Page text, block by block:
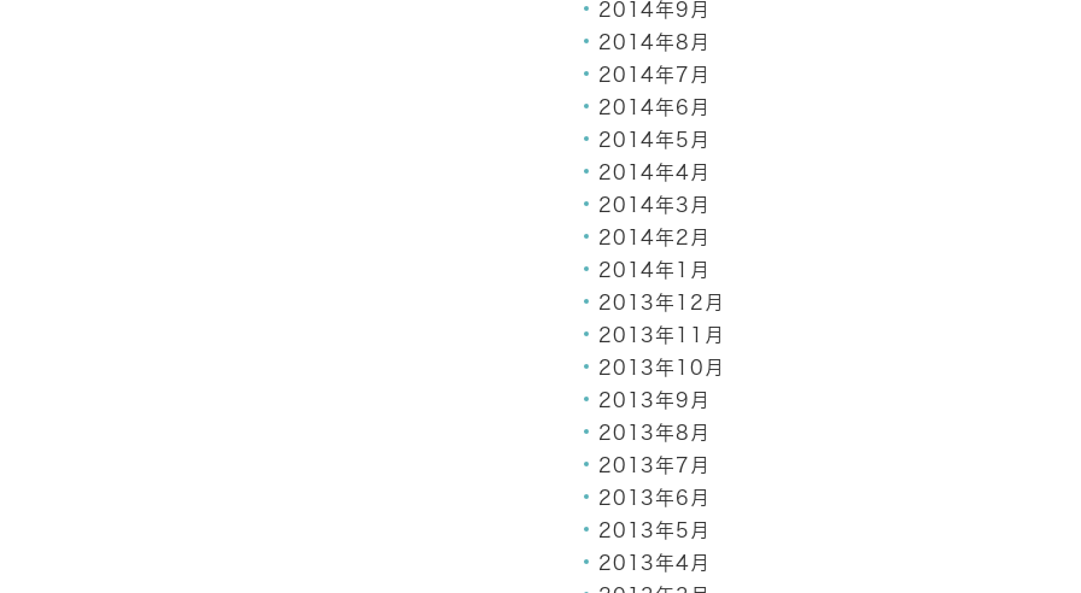
2014年9月
2014年8月
2014年7月
2014年6月
2014年5月
2014年4月
2014年3月
2014年2月
2014年1月
2013年12月
2013年11月
2013年10月
2013年9月
2013年8月
2013年7月
2013年6月
2013年5月
2013年4月